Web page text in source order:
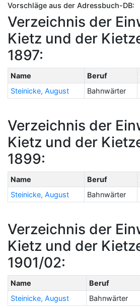
Vorschläge aus der Adressbuch-DB:
Verzeichnis der
Kietz und der
1897:
Name Beruf
Steinicke, August
Bahnwärter
Verzeichnis der
Kietz und der
1899:
Name Beruf
Steinicke, August
Bahnwärter
Verzeichnis der
Kietz und der
1901/02:
Name Beruf
Steinicke, August
Bahnwärter